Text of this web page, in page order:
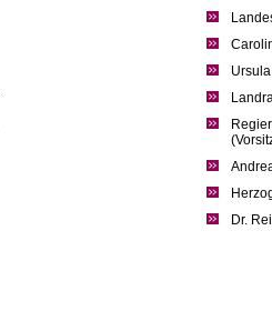
Dr.